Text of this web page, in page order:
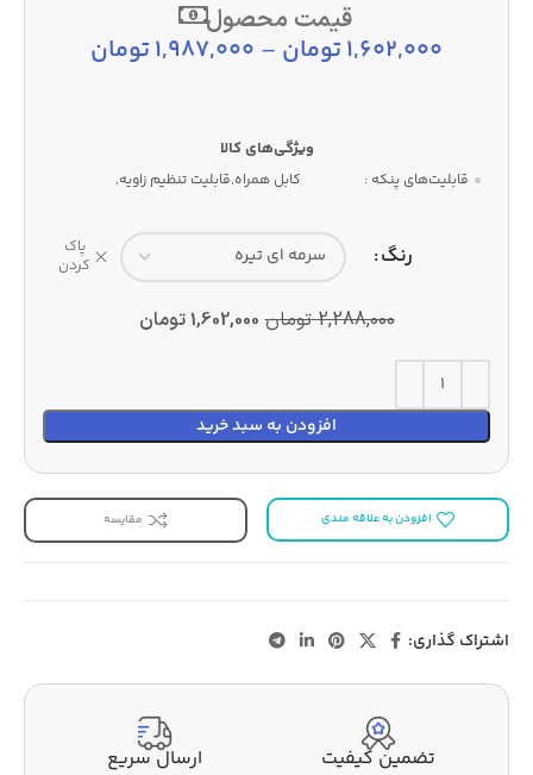
قیمت محصول
1,602,000تومان –
1,987,000تومان
قابلیت‌های پنکه : کابل همراه,قابلیت تنظیم زاویه,
رنگ
پاک
کردن
2,288,000 تومان 1,602,000تومان
افزودن به سبد خرید
افزودن به علاقه مندی مقایسه
اشتراک گذاری:
تضمین کیفیت ارسال سریع